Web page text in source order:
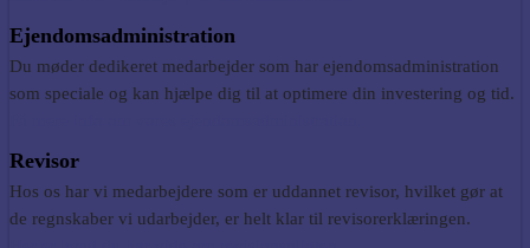
Ejendomsadministration
Du møder dedikeret medarbejder som har ejendomsadministration
som speciale og kan hjælpe dig til at optimere din investering og tid.
Revisor
Hos os har vi medarbejdere som er uddannet revisor, hvilket gør at
de regnskaber vi udarbejder, er helt klar til revisorerklæringen.